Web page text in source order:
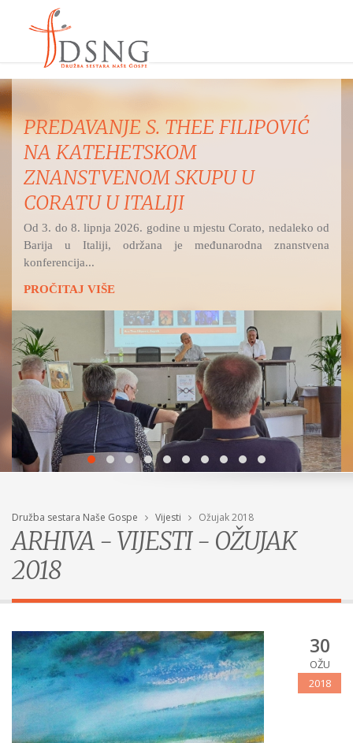
PREDAVANJE S. THEE FILIPOVIĆ
NA KATEHETSKOM
ZNANSTVENOM SKUPU U
CORATU U ITALIJI
Od 3. do 8. lipnja 2026. godine u mjestu Corato, nedaleko od
Barija u Italiji, održana je međunarodna znanstvena
konferencija...
PROČITAJ VIŠE
Družba sestara Naše Gospe Vijesti Ožujak 2018
ARHIVA - VIJESTI - OŽUJAK
2018
30
OŽU
2018